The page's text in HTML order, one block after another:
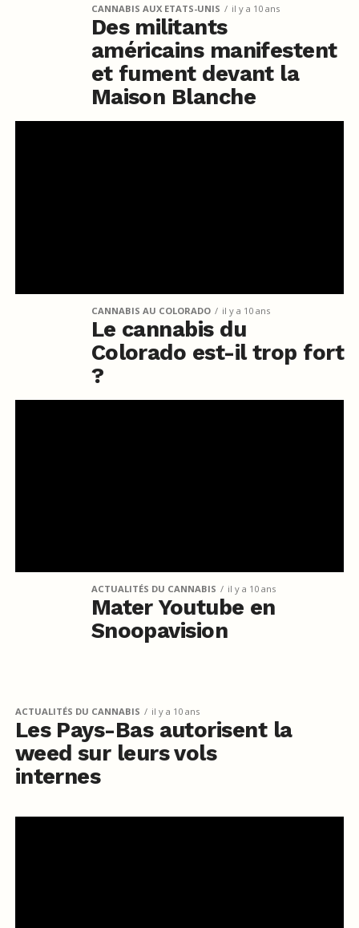
CANNABIS AUX ETATS-UNIS il y a 10 ans
Des militants
américains manifestent
et fument devant la
Maison Blanche
CANNABIS AU COLORADO il y a 10 ans
Le cannabis du
Colorado est-il trop fort
?
ACTUALITÉS DU CANNABIS il y a 10 ans
Mater Youtube en
Snoopavision
ACTUALITÉS DU CANNABIS il y a 10 ans
Les Pays-Bas autorisent la
weed sur leurs vols
internes